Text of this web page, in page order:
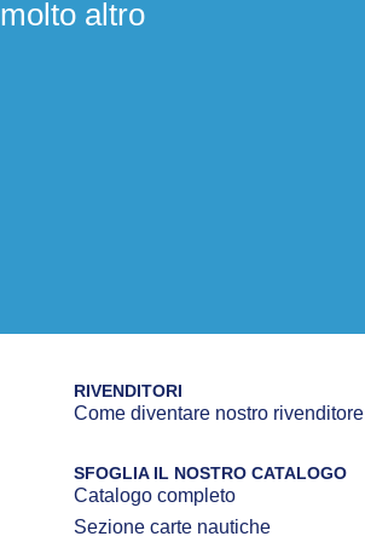
altro
RIVENDITORI
Come diventare nostro rivenditore
SFOGLIA IL NOSTRO CATALOGO
Catalogo completo
Sezione carte nautiche